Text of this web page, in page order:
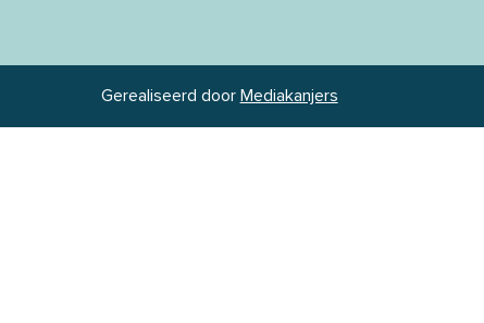
Gerealiseerd door Mediakanjers